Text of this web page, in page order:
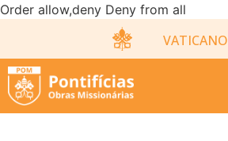
Order allow,deny Deny from all
VATICANO